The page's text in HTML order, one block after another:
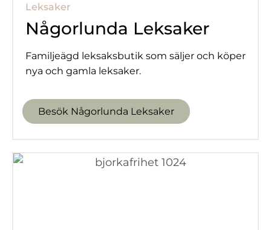
Leksaker
Någorlunda Leksaker
Familjeägd leksaksbutik som säljer och köper
nya och gamla leksaker.
Besök Någorlunda Leksaker